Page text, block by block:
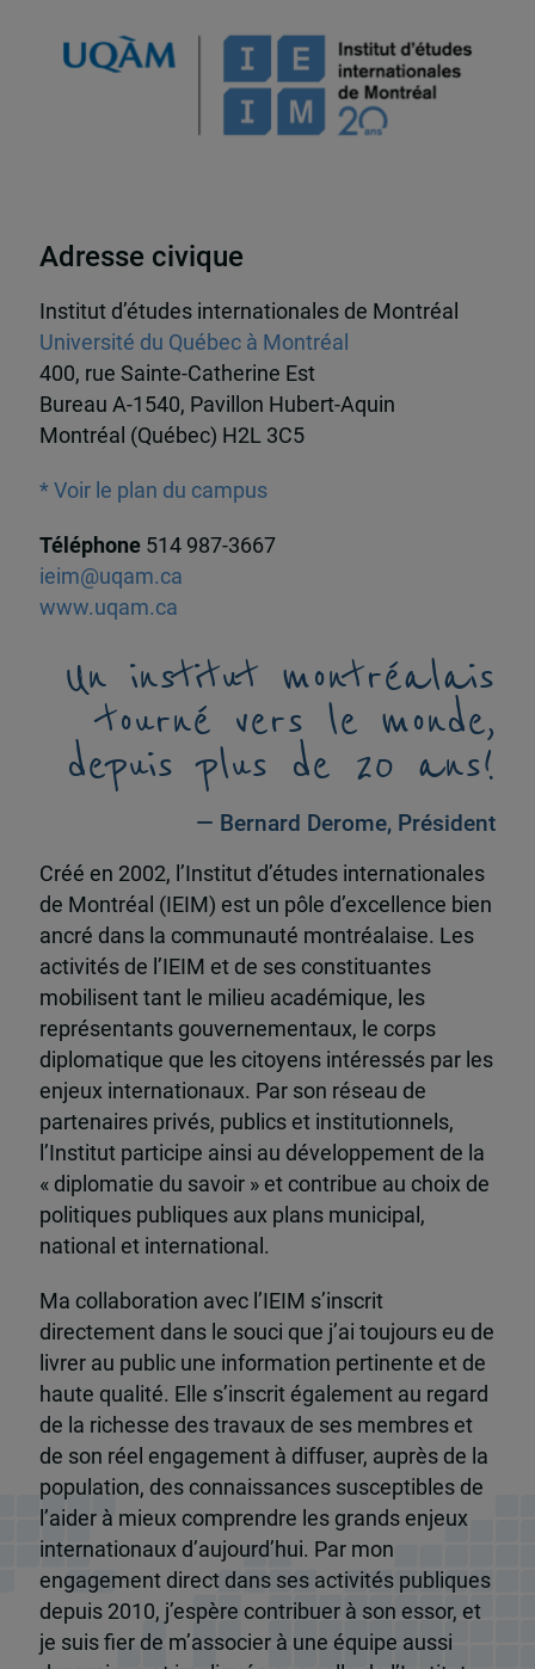
Adresse civique
Institut d’études internationales de Montréal
Université du Québec à Montréal
400, rue Sainte-Catherine Est
Bureau A-1540, Pavillon Hubert-Aquin
Montréal (Québec) H2L 3C5
* Voir le plan du campus
Téléphone 514 987-3667
ieim@uqam.ca
www.uqam.ca
Un institut montréalais
tourné vers le monde,
depuis plus de 20 ans!
— Bernard Derome, Président
Créé en 2002, l’Institut d’études internationales
de Montréal (IEIM) est un pôle d’excellence bien
ancré dans la communauté montréalaise. Les
activités de l’IEIM et de ses constituantes
mobilisent tant le milieu académique, les
représentants gouvernementaux, le corps
diplomatique que les citoyens intéressés par les
enjeux internationaux. Par son réseau de
partenaires privés, publics et institutionnels,
l’Institut participe ainsi au développement de la
« diplomatie du savoir » et contribue au choix de
politiques publiques aux plans municipal,
national et international.
Ma collaboration avec l’IEIM s’inscrit
directement dans le souci que j’ai toujours eu de
livrer au public une information pertinente et de
haute qualité. Elle s’inscrit également au regard
de la richesse des travaux de ses membres et
de son réel engagement à diffuser, auprès de la
population, des connaissances susceptibles de
l’aider à mieux comprendre les grands enjeux
internationaux d’aujourd’hui. Par mon
engagement direct dans ses activités publiques
depuis 2010, j’espère contribuer à son essor, et
je suis fier de m’associer à une équipe aussi